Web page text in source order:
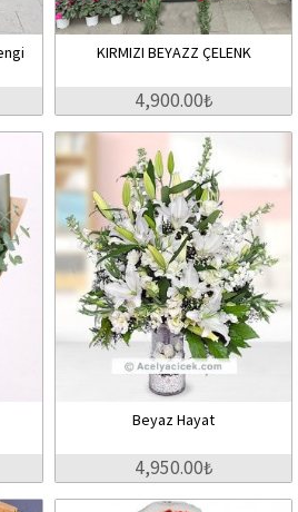
KIRMIZI BEYAZZ ÇELENK
4,900.00₺
Beyaz Hayat
4,950.00₺